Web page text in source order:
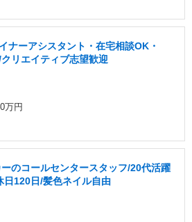
ナーアシスタント・在宅相談OK・
リエイティブ志望歓迎
万円
のコールセンタースタッフ/20代活躍
日120日/髪色ネイル自由